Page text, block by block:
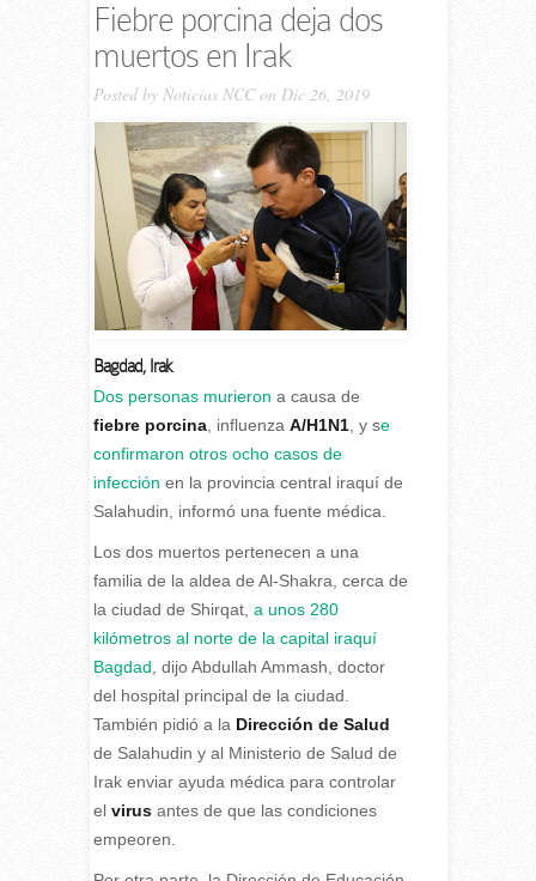
Fiebre porcina deja dos
muertos en Irak
Posted by Noticias NCCon Dic 26, 2019
Bagdad, Irak
Dos personas murieron a causa de
fiebre porcina, influenza A/H1N1, y se
confirmaron otros ocho casos de
infección en la provincia central iraquí de
Salahudin, informó una fuente médica.
Los dos muertos pertenecen a una
familia de la aldea de Al-Shakra, cerca de
la ciudad de Shirqat, a unos 280
kilómetros al norte de la capital iraquí
Bagdad , dijo Abdullah Ammash, doctor
del hospital principal de la ciudad.
También pidió a la Dirección de Salud
de Salahudin y al Ministerio de Salud de
Irak enviar ayuda médica para controlar
el virusantes de que las condiciones
empeoren.